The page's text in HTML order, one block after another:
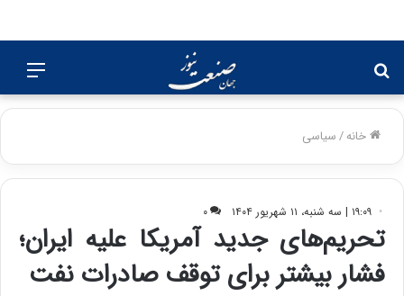
برای
خانه/سیاسی
۱۹:۰۹ | سه شنبه، ۱۱ شهریور ۱۴۰۴ ۰
تحریم‌های جدید آمریکا علیه ایران؛
فشار بیشتر برای توقف صادرات نفت